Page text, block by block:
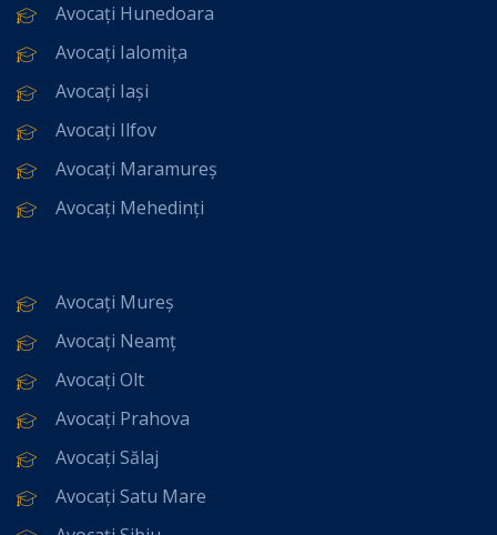
Avocați Hunedoara
Avocați Ialomița
Avocați Iași
Avocați Ilfov
Avocați Maramureș
Avocați Mehedinți
Avocați Mureș
Avocați Neamț
Avocați Olt
Avocați Prahova
Avocați Sălaj
Avocați Satu Mare